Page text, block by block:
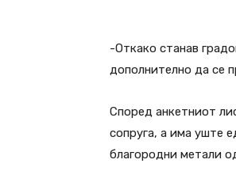
-Откако станав
дополнително да се
Според анкетниот
сопруга, а има уште
благородни метали